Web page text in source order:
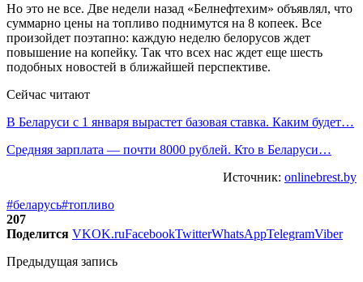
Но это не все. Две недели назад «Белнефтехим» объявлял, что
суммарно цены на топливо поднимутся на 8 копеек. Все
произойдет поэтапно: каждую неделю белорусов ждет
повышение на копейку. Так что всех нас ждет еще шесть
подобных новостей в ближайшей перспективе.
Сейчас читают
В Беларуси с 1 января вырастет базовая ставка. Каким будет…
Средняя зарплата — почти 8000 рублей. Кто в Беларуси…
Источник: onlinebrest.by
#беларусь#топливо
207
Поделится VKOK.ruFacebookTwitterWhatsAppTelegramViber
Предыдущая запись